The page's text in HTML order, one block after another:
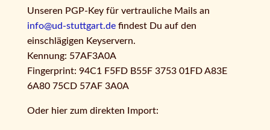
Unseren PGP-Key für vertrauliche Mails an
info@ud-stuttgart.defindest Du auf den
einschlägigen Keyservern.
Kennung: 57AF3A0A
Fingerprint: 94C1 F5FD B55F 3753 01FD A83E
6A80 75CD 57AF 3A0A
Oder hier zum direkten Import: